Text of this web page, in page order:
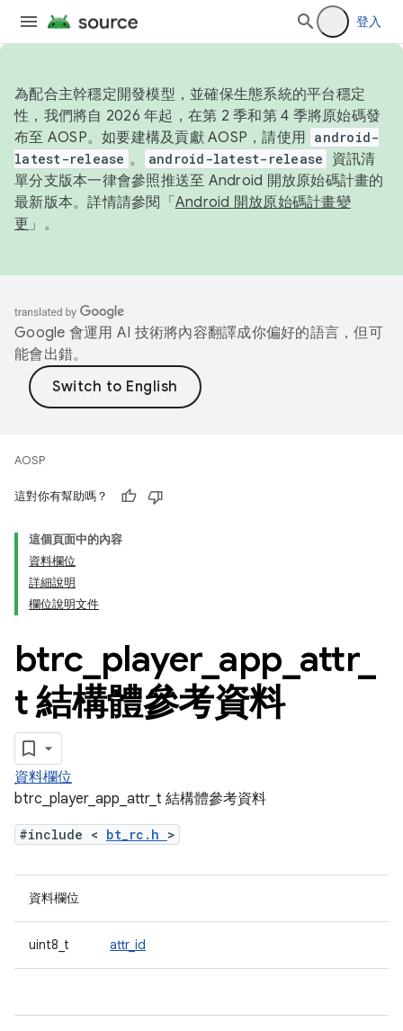
登入
為配合主幹穩定開發模型，並確保生態系統的平台穩定
性，我們將自 2026 年起，在第 2 季和第 4 季將原始碼發
布至 AOSP。如要建構及貢獻 AOSP，請使用 android-
latest-release 。 android-latest-release
資訊清
單分支版本一律會參照推送至 Android 開放原始碼計畫的
最新版本。詳情請參閱「 Android 開放原始碼計畫變
更 」。
Google 會運用 AI 技術將內容翻譯成你偏好的語言，但可
能會出錯。
AOSP
這對你有幫助嗎？
這個頁面中的內容
資料欄位
詳細說明
欄位說明文件
btrc player_ app attr_
t 結構體參考資料
資料欄位
btrc_player_app_attr_t 結構體參考資料
#include < bt_rc.h >
資料欄位
uint8_t attr_id